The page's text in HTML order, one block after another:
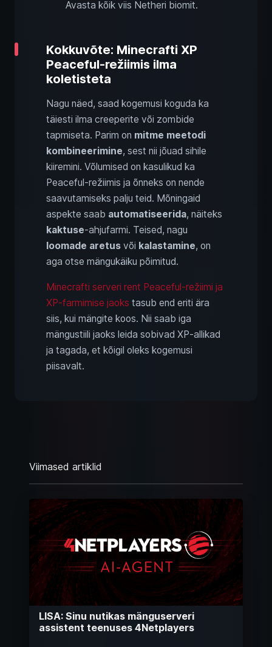
Avasta kõik viis Netheri biomit.
Kokkuvõte: Minecrafti XP
Peaceful‑režiimis ilma
koletisteta
Nagu näed, saad kogemusi koguda ka
täiesti ilma creeperite või zombide
tapmiseta. Parim on mitme meetodi
kombineerimine, sest nii jõuad sihile
kiiremini. Võlumised on kasulikud ka
Peaceful‑režiimis ja õnneks on nende
saavutamiseks palju teid. Mõningaid
aspekte saab automatiseerida, näiteks
kaktuse‑ahjufarmi. Teised, nagu
loomade aretus või kalastamine, on
aga otse mängukäiku põimitud.
Minecrafti serveri rent Peaceful‑režiimi ja
XP‑farmimise jaoks tasub end eriti ära
siis, kui mängite koos. Nii saab iga
mängustiili jaoks leida sobivad XP‑allikad
ja tagada, et kõigil oleks kogemusi
piisavalt.
Viimased artiklid
LISA: Sinu nutikas mänguserveri
assistent teenuses 4Netplayers